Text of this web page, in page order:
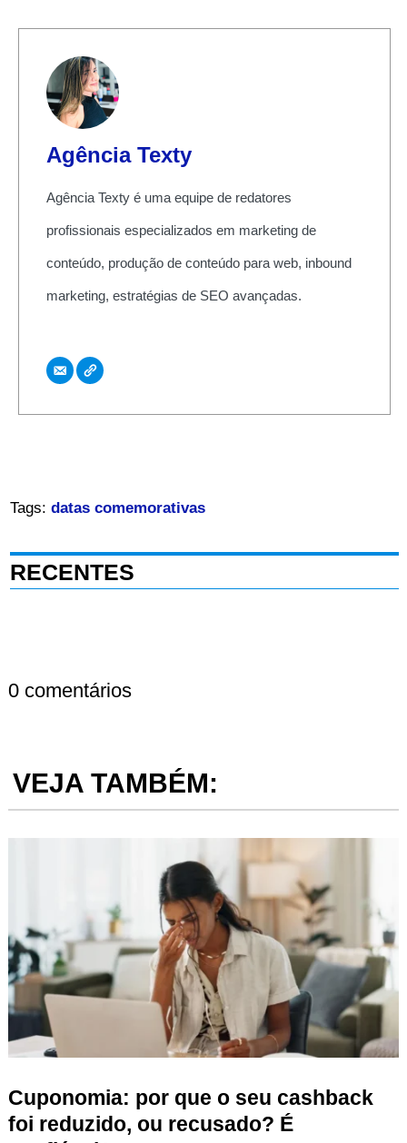
Agência Texty
Agência Texty é uma equipe de redatores
profissionais especializados em marketing de
conteúdo, produção de conteúdo para web, inbound
marketing, estratégias de SEO avançadas.
Tags: datas comemorativas
RECENTES
0 comentários
VEJA TAMBÉM:
Cuponomia: por que o seu cashback
foi reduzido, ou recusado? É